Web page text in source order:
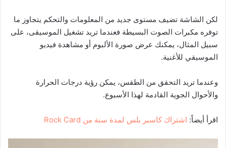
لكن الشاشة تضيف مستوى جديد من المعلومات والتحكم يتجاوز ما
توفره مكبرات الصوت البسيطة فعندما تريد تشغيل الموسيقى، على
سبيل المثال، يمكنك عرض صورة الألبوم أو مشاهدة فيديو
الموسيقي للأغنية.
وعندما تريد التحقق من الطقس، يمكن رؤية درجات الحرارة
والأحوال الجوية القادمة لهذا الأسبوع.
اقرأ أيضاً: اشتراك كاسبر بلس لمدة سنة من Rock Card